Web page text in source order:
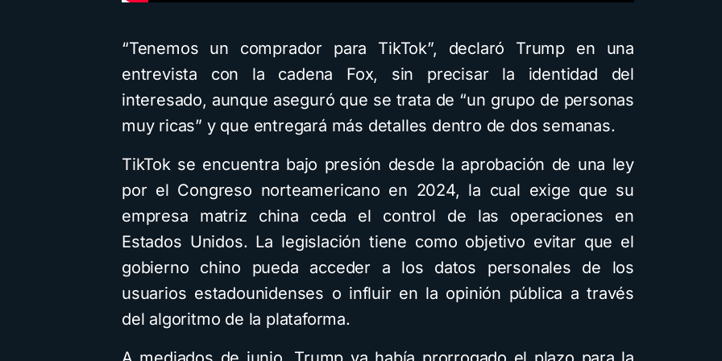
“Tenemos un comprador para TikTok”, declaró Trump en una
entrevista con la cadena Fox, sin precisar la identidad del
interesado, aunque aseguró que se trata de “un grupo de personas
muy ricas” y que entregará más detalles dentro de dos semanas.
TikTok se encuentra bajo presión desde la aprobación de una ley
por el Congreso norteamericano en 2024, la cual exige que su
empresa matriz china ceda el control de las operaciones en
Estados Unidos. La legislación tiene como objetivo evitar que el
gobierno chino pueda acceder a los datos personales de los
usuarios estadounidenses o influir en la opinión pública a través
del algoritmo de la plataforma.
usando Gemini y con
visuales: Descarga la
guía PDF
4 minutos de lectura 1,6K vistas